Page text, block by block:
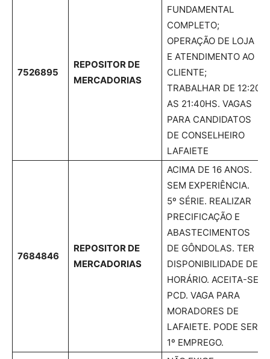
7526895
REPOSITOR DE
MERCADORIAS
FUNDAMENTAL
COMPLETO;
OPERAÇÃO DE LOJA
E ATENDIMENTO AO
CLIENTE;
TRABALHAR DE 12:20
AS 21:40HS. VAGAS
PARA CANDIDATOS
DE CONSELHEIRO
LAFAIETE
7684846
REPOSITOR DE
MERCADORIAS
ACIMA DE 16 ANOS.
SEM EXPERIÊNCIA.
5º SÉRIE. REALIZAR
PRECIFICAÇÃO E
ABASTECIMENTOS
DE GÔNDOLAS. TER
DISPONIBILIDADE DE
HORÁRIO. ACEITA-SE
PCD. VAGA PARA
MORADORES DE
LAFAIETE. PODE SER
1º EMPREGO.